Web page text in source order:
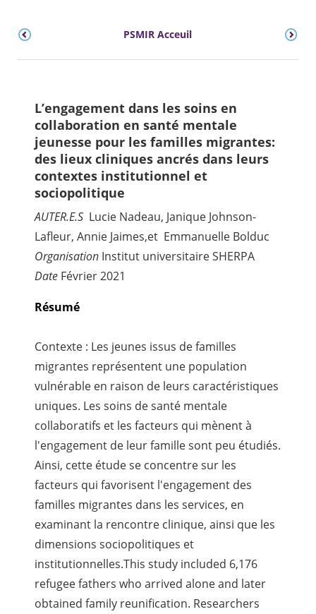
PSMIR Acceuil
L’engagement dans les soins en
collaboration en santé mentale
jeunesse pour les familles migrantes:
des lieux cliniques ancrés dans leurs
contextes institutionnel et
sociopolitique
AUTER.E.S Lucie Nadeau, Janique Johnson-
Lafleur, Annie Jaimes,et Emmanuelle Bolduc
Organisation Institut universitaire SHERPA
Date Février2021
Résumé
Contexte : Les jeunes issus de familles
migrantes représentent une population
vulnérable en raison de leurs caractéristiques
uniques. Les soins de santé mentale
collaboratifs et les facteurs qui mènent à
l'engagement de leur famille sont peu étudiés.
Ainsi, cette étude se concentre sur les
facteurs qui favorisent l'engagement des
familles migrantes dans les services, en
examinant la rencontre clinique, ainsi que les
dimensions sociopolitiques et
institutionnelles.This study included 6,176
refugee fathers who arrived alone and later
obtained family reunification. Researchers